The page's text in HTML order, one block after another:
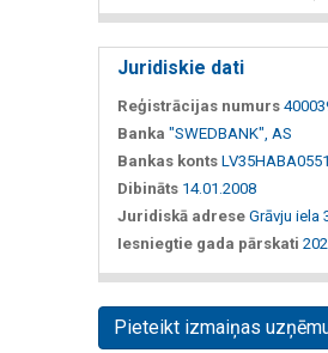
Juridiskie dati
Reģistrācijas numurs
Banka "SWEDBANK", AS
Bankas konts
Dibināts 14.01.2008
Juridiskā adrese Grāvju iela
Iesniegtie gada pārskati
Pieteikt izmaiņas